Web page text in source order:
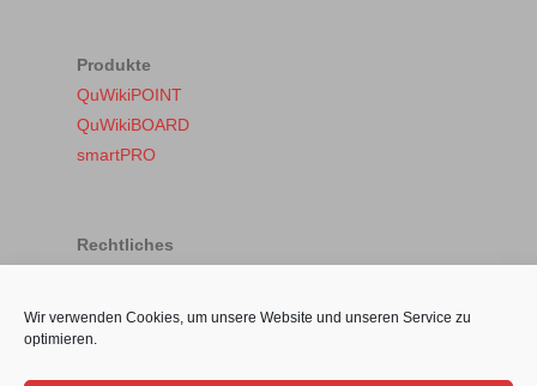
Wir verwenden Cookies, um unsere Website und unseren Service zu
optimieren.
Produkte
QuWikiPOINT
QuWikiBOARD
smartPRO
Rechtliches
Cookie-Richtlinie (EU)